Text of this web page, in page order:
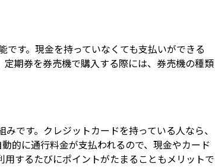
す。現金を持っていなくても支払いができる
期券を券売機で購入する際には、券売機の種類
です。クレジットカードを持っている人なら、
的に通行料金が支払われるので、現金やカード
するたびにポイントがたまることもメリットで